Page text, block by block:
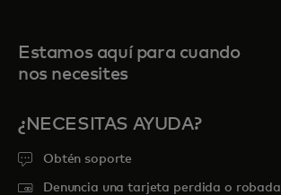
Estamos aquí para cuando
nos necesites
¿NECESITAS AYUDA?
Obtén soporte
Denuncia una tarjeta perdida o robada